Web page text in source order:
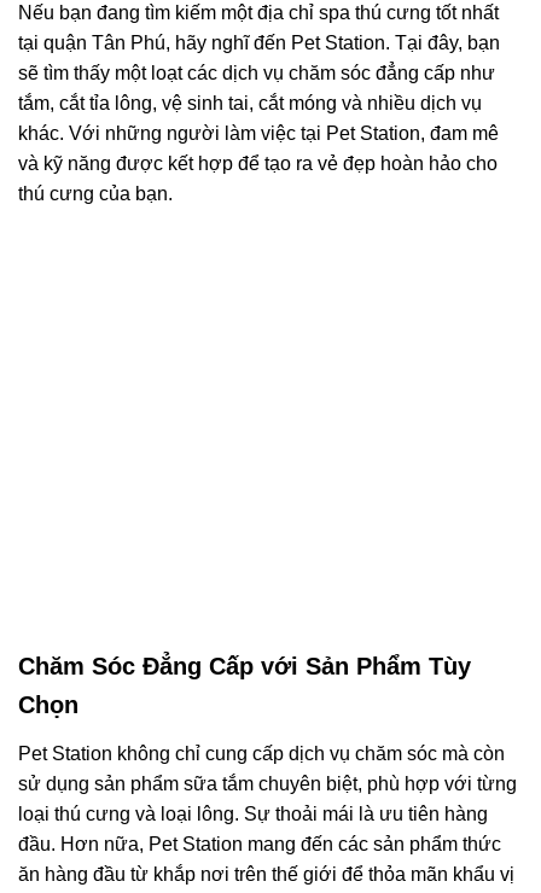
Nếu bạn đang tìm kiếm một địa chỉ spa thú cưng tốt nhất
tại quận Tân Phú, hãy nghĩ đến Pet Station. Tại đây, bạn
sẽ tìm thấy một loạt các dịch vụ chăm sóc đẳng cấp như
tắm, cắt tỉa lông, vệ sinh tai, cắt móng và nhiều dịch vụ
khác. Với những người làm việc tại Pet Station, đam mê
và kỹ năng được kết hợp để tạo ra vẻ đẹp hoàn hảo cho
thú cưng của bạn.
Chăm Sóc Đẳng Cấp với Sản Phẩm Tùy
Chọn
Pet Station không chỉ cung cấp dịch vụ chăm sóc mà còn
sử dụng sản phẩm sữa tắm chuyên biệt, phù hợp với từng
loại thú cưng và loại lông. Sự thoải mái là ưu tiên hàng
đầu. Hơn nữa, Pet Station mang đến các sản phẩm thức
ăn hàng đầu từ khắp nơi trên thế giới để thỏa mãn khẩu vị